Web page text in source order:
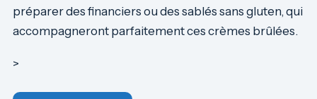
préparer des financiers ou des sablés sans gluten, qui
accompagneront parfaitement ces crèmes brûlées.
>